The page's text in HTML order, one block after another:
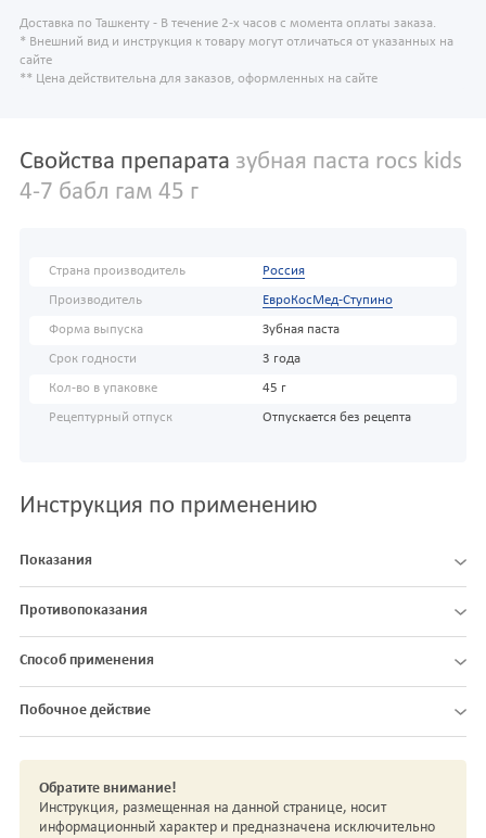
Доставка по Ташкенту - В течение 2-х часов с момента оплаты заказа.
* Внешний вид и инструкция к товару могут отличаться от указанных на
сайте
** Цена действительна для заказов, оформленных на сайте
Свойства препарата зубная паста rocs kids
4-7 бабл гам 45 г
Страна производитель Россия
Производитель ЕвроКосМед-Ступино
Форма выпуска Зубная паста
Срок годности 3 года
Кол-во в упаковке 45 г
Рецептурный отпуск Отпускается без рецепта
Инструкция по применению
Показания
Противопоказания
Способ применения
Побочное действие
Обратите внимание!
Инструкция, размещенная на данной странице, носит
информационный характер и предназначена исключительно